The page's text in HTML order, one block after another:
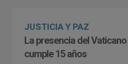
JUSTICIA Y PAZ
La presencia del
cumple 15 años